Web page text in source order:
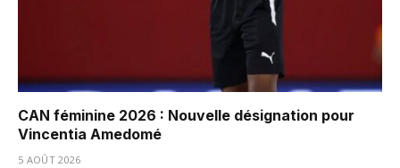
CAN féminine 2026 : Nouvelle désignation pour
Vincentia Amedomé
5 AOÛT 2026